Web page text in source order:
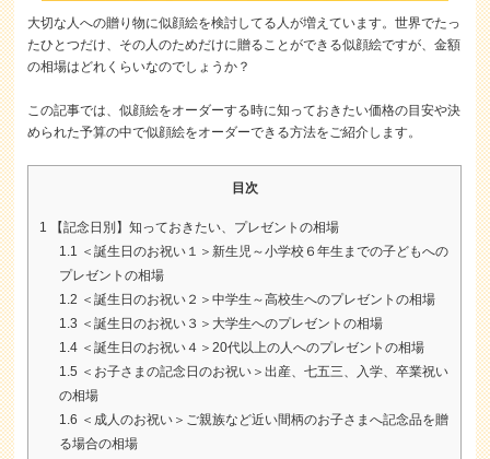
大切な人への贈り物に似顔絵を検討してる人が増えています。世界でたっ
たひとつだけ、その人のためだけに贈ることができる似顔絵ですが、金額
の相場はどれくらいなのでしょうか？
この記事では、似顔絵をオーダーする時に知っておきたい価格の目安や決
められた予算の中で似顔絵をオーダーできる方法をご紹介します。
目次
1
【記念日別】知っておきたい、プレゼントの相場
1.1 ＜誕生日のお祝い１＞新生児～小学校６年生までの子どもへの
プレゼントの相場
1.2 ＜誕生日のお祝い２＞中学生～高校生へのプレゼントの相場
1.3 ＜誕生日のお祝い３＞大学生へのプレゼントの相場
1.4 ＜誕生日のお祝い４＞20代以上の人へのプレゼントの相場
1.5 ＜お子さまの記念日のお祝い＞出産、七五三、入学、卒業祝い
の相場
1.6 ＜成人のお祝い＞ご親族など近い間柄のお子さまへ記念品を贈
る場合の相場